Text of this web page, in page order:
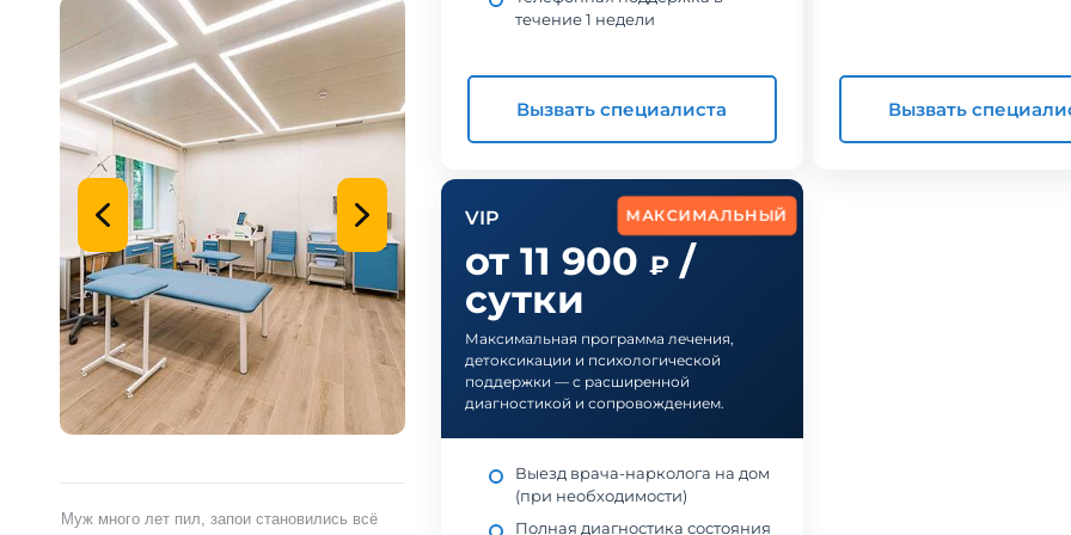
Муж много лет пил, запои становились всё
Я сам обратился в наркологическую клинику
течение 1 недели
Вызвать специалиста Вызвать
МАКСИМАЛЬНЫЙ
VIP
от 11 900 ₽/
сутки
Максимальная программа лечения,
детоксикации и психологической
поддержки — с расширенной
диагностикой и сопровождением.
Выезд врача-нарколога на дом
(при необходимости)
Полная диагностика состояния